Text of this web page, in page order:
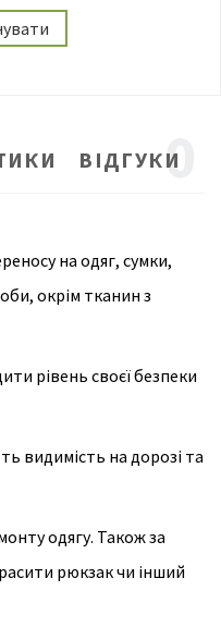
ВІДГУКИ
0
на одяг, сумки,
окрім тканин з
рівень своєї безпеки
видимість на дорозі та
одягу. Також за
рюкзак чи інший